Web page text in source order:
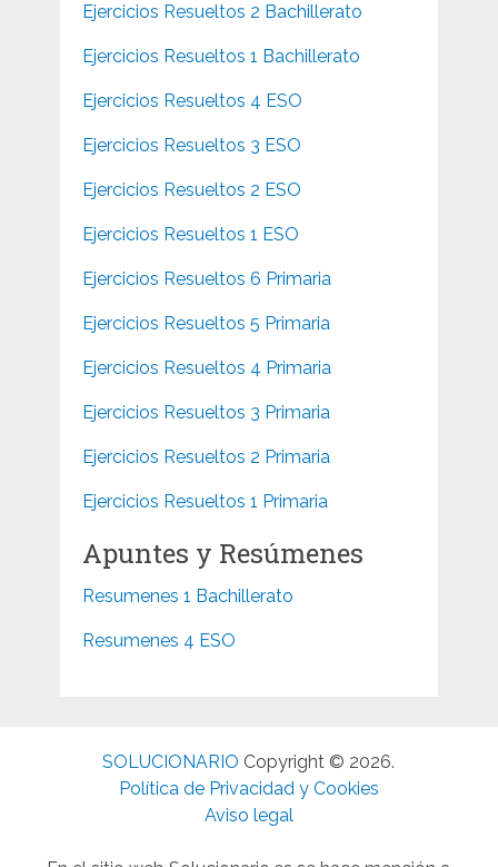
Ejercicios Resueltos 2 Bachillerato
Ejercicios Resueltos 1 Bachillerato
Ejercicios Resueltos 4 ESO
Ejercicios Resueltos 3 ESO
Ejercicios Resueltos 2 ESO
Ejercicios Resueltos 1 ESO
Ejercicios Resueltos 6 Primaria
Ejercicios Resueltos 5 Primaria
Ejercicios Resueltos 4 Primaria
Ejercicios Resueltos 3 Primaria
Ejercicios Resueltos 2 Primaria
Ejercicios Resueltos 1 Primaria
Apuntes y Resúmenes
Resumenes 1 Bachillerato
Resumenes 4 ESO
SOLUCIONARIO Copyright © 2026.
Política de Privacidad y Cookies
Aviso legal